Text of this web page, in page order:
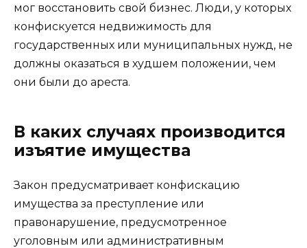
мог восстановить свой бизнес. Люди, у которых
конфискуется недвижимость для
государственных или муниципальных нужд, не
должны оказаться в худшем положении, чем
они были до ареста.
В каких случаях производится
изъятие имущества
Закон предусматривает конфискацию
имущества за преступление или
правонарушение, предусмотренное
уголовным или административным